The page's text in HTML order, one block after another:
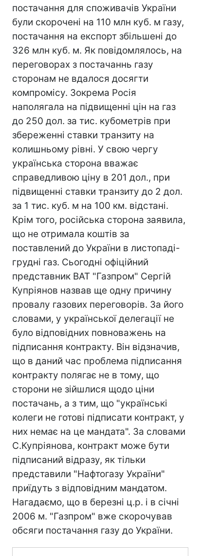
постачання для споживачів України
були скорочені на 110 млн куб. м газу,
постачання на експорт збільшені до
326 млн куб. м. Як повідомлялось, на
переговорах з постачаннь газу
сторонам не вдалося досягти
компромісу. Зокрема Росія
наполягала на підвищенні цін на газ
до 250 дол. за тис. кубометрів при
збереженні ставки транзиту на
колишньому рівні. У свою чергу
українська сторона вважає
справедливою ціну в 201 дол., при
підвищенні ставки транзиту до 2 дол.
за 1 тис. куб. м на 100 км. відстані.
Крім того, російська сторона заявила,
що не отримала коштів за
поставлений до України в листопаді-
грудні газ. Сьогодні офіційний
представник ВАТ "Газпром" Сергій
Купріянов назвав ще одну причину
провалу газових переговорів. За його
словами, у української делегації не
було відповідних повноважень на
підписання контракту. Він відзначив,
що в даний час проблема підписання
контракту полягає не в тому, що
сторони не зійшлися щодо ціни
постачань, а з тим, що "українські
колеги не готові підписати контракт, у
них немає на це мандата". За словами
С.Купріянова, контракт може бути
підписаний відразу, як тільки
представили "Нафтогазу України"
приїдуть з відповідним мандатом.
Нагадаємо, що в березні ц.р. і в січні
2006 м. "Газпром" вже скорочував
обсяги постачання газу до України.